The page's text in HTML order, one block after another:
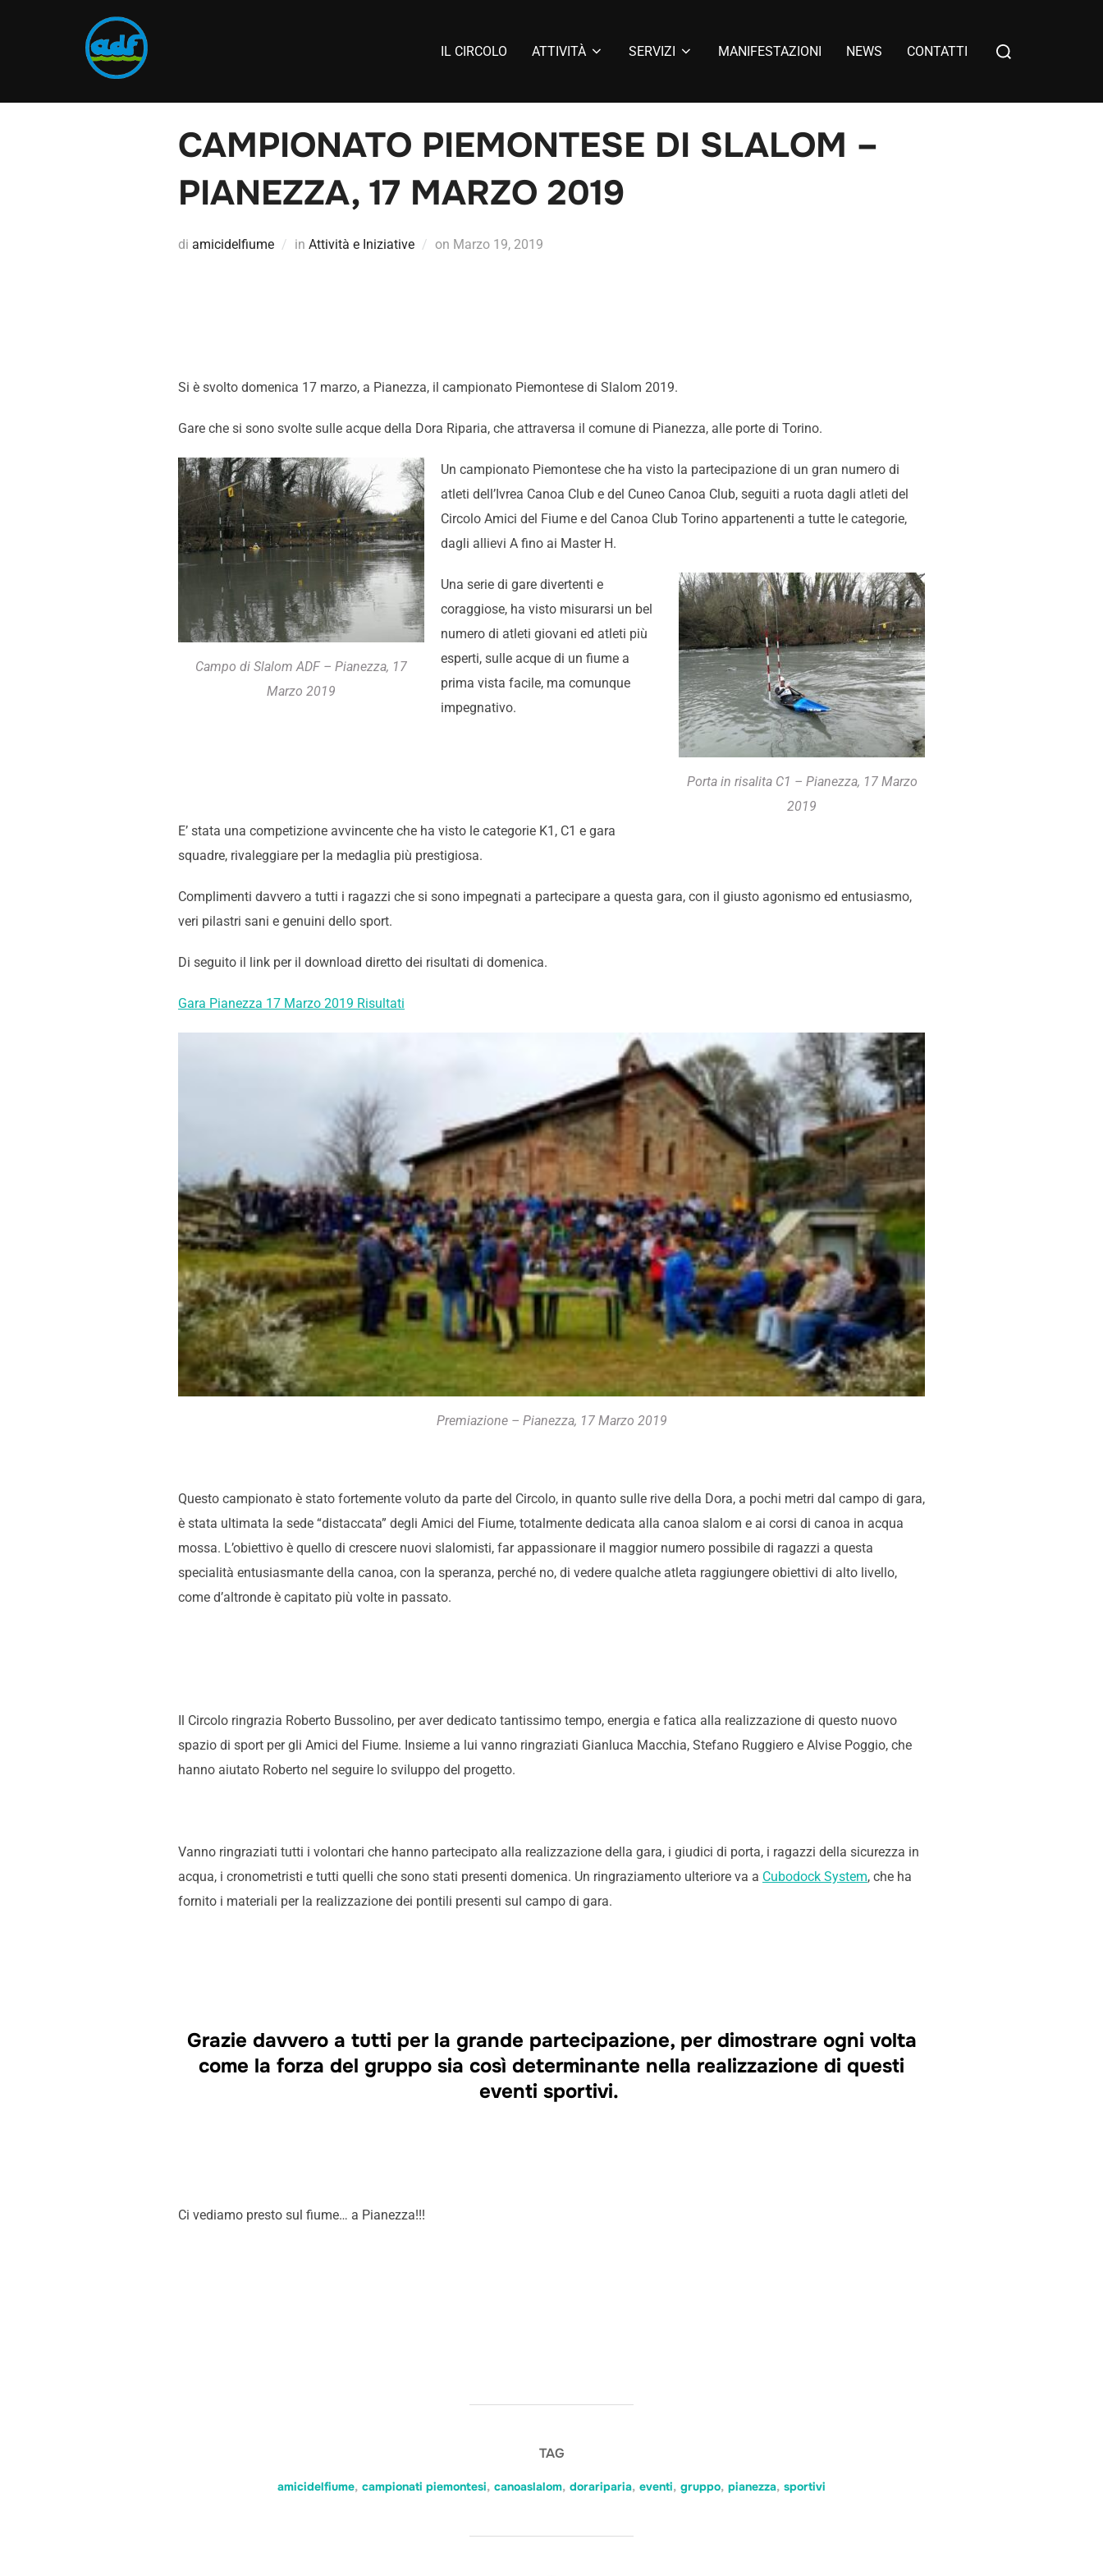
IL CIRCOLO ATTIVITÀ SERVIZI MANIFESTAZIONI NEWS CONTATTI
CAMPIONATO PIEMONTESE DI SLALOM –
PIANEZZA, 17 MARZO 2019
di amicidelfiume in Attività e Iniziative on Marzo 19, 2019
Si è svolto domenica 17 marzo, a Pianezza, il campionato Piemontese di Slalom 2019.
Gare che si sono svolte sulle acque della Dora Riparia, che attraversa il comune di Pianezza, alle porte di Torino.
Campo di Slalom ADF – Pianezza, 17
Marzo 2019
Un campionato Piemontese che ha visto la partecipazione di un gran numero di
atleti dell’Ivrea Canoa Club e del Cuneo Canoa Club, seguiti a ruota dagli atleti del
Circolo Amici del Fiume e del Canoa Club Torino appartenenti a tutte le categorie,
dagli allievi A fino ai Master H.
Porta in risalita C1 – Pianezza, 17 Marzo
2019
Una serie di gare divertenti e
coraggiose, ha visto misurarsi un bel
numero di atleti giovani ed atleti più
esperti, sulle acque di un fiume a
prima vista facile, ma comunque
impegnativo.
E’ stata una competizione avvincente che ha visto le categorie K1, C1 e gara
squadre, rivaleggiare per la medaglia più prestigiosa.
Complimenti davvero a tutti i ragazzi che si sono impegnati a partecipare a questa gara, con il giusto agonismo ed entusiasmo,
veri pilastri sani e genuini dello sport.
Di seguito il link per il download diretto dei risultati di domenica.
Gara Pianezza 17 Marzo 2019 Risultati
Premiazione – Pianezza, 17 Marzo 2019
Questo campionato è stato fortemente voluto da parte del Circolo, in quanto sulle rive della Dora, a pochi metri dal campo di gara,
è stata ultimata la sede “distaccata” degli Amici del Fiume, totalmente dedicata alla canoa slalom e ai corsi di canoa in acqua
mossa. L’obiettivo è quello di crescere nuovi slalomisti, far appassionare il maggior numero possibile di ragazzi a questa
specialità entusiasmante della canoa, con la speranza, perché no, di vedere qualche atleta raggiungere obiettivi di alto livello,
come d’altronde è capitato più volte in passato.
Il Circolo ringrazia Roberto Bussolino, per aver dedicato tantissimo tempo, energia e fatica alla realizzazione di questo nuovo
spazio di sport per gli Amici del Fiume. Insieme a lui vanno ringraziati Gianluca Macchia, Stefano Ruggiero e Alvise Poggio, che
hanno aiutato Roberto nel seguire lo sviluppo del progetto.
Vanno ringraziati tutti i volontari che hanno partecipato alla realizzazione della gara, i giudici di porta, i ragazzi della sicurezza in
acqua, i cronometristi e tutti quelli che sono stati presenti domenica. Un ringraziamento ulteriore va a Cubodock System, che ha
fornito i materiali per la realizzazione dei pontili presenti sul campo di gara.
Grazie davvero a tutti per la grande partecipazione, per dimostrare ogni volta
come la forza del gruppo sia così determinante nella realizzazione di questi
eventi sportivi.
Ci vediamo presto sul fiume… a Pianezza!!!
TAG
amicidelfiume, campionati piemontesi, canoaslalom, dorariparia, eventi, gruppo, pianezza, sportivi